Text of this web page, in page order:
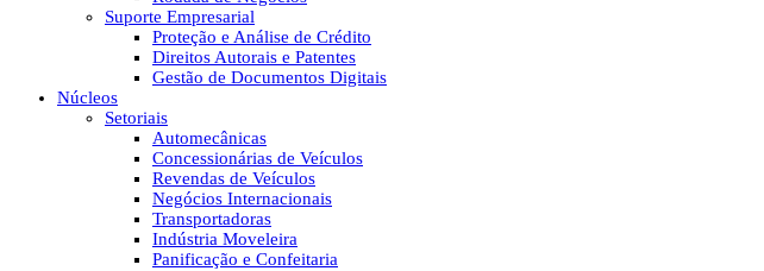
Suporte Empresarial
Proteção e Análise de Crédito
Direitos Autorais e Patentes
Gestão de Documentos Digitais
Núcleos
Setoriais
Automecânicas
Concessionárias de Veículos
Revendas de Veículos
Negócios Internacionais
Transportadoras
Indústria Moveleira
Panificação e Confeitaria